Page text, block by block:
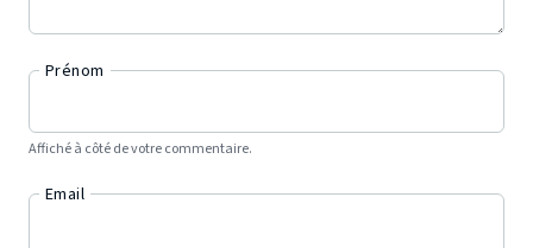
Prénom
Affiché à côté de votre commentaire.
Email